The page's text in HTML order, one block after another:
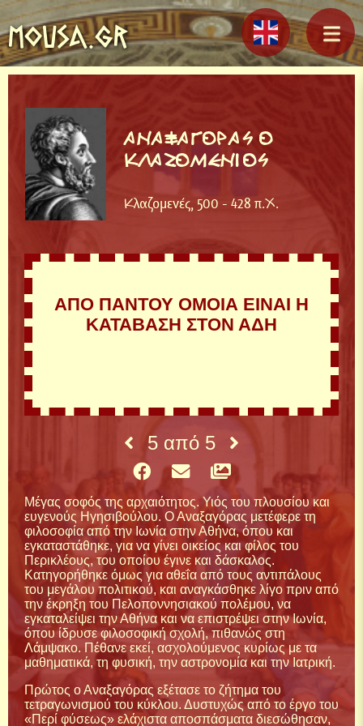
MOUSA.GR
ΑΝΑΞΑΓΟΡΑΣ Ο
ΚΛΑΖΟΜΕΝΙΟΣ
Κλαζομενές, 500 - 428 π.Χ.
ΑΠΟ ΠΑΝΤΟΥ ΟΜΟΙΑ ΕΙΝΑΙ Η
ΚΑΤΑΒΑΣΗ ΣΤΟΝ ΑΔΗ
5 από 5
Μέγας σοφός της αρχαιότητος. Υιός του πλουσίου και
ευγενούς Ηγησιβούλου. Ο Αναξαγόρας μετέφερε τη
φιλοσοφία από την Ιωνία στην Αθήνα, όπου και
εγκαταστάθηκε, για να γίνει οικείος και φίλος του
Περικλέους, του οποίου έγινε και δάσκαλος.
Κατηγορήθηκε όμως για αθεΐα από τους αντιπάλους
του μεγάλου πολιτικού, και αναγκάσθηκε λίγο πριν από
την έκρηξη του Πελοποννησιακού πολέμου, να
εγκαταλείψει την Αθήνα και να επιστρέψει στην Ιωνία,
όπου ίδρυσε φιλοσοφική σχολή, πιθανώς στη
Λάμψακο. Πέθανε εκεί, ασχολούμενος κυρίως με τα
μαθηματικά, τη φυσική, την αστρονομία και την Ιατρική.
Πρώτος ο Αναξαγόρας εξέτασε το ζήτημα του
τετραγωνισμού του κύκλου. Δυστυχώς από το έργο του
«Περί φύσεως» ελάχιστα αποσπάσματα διεσώθησαν,